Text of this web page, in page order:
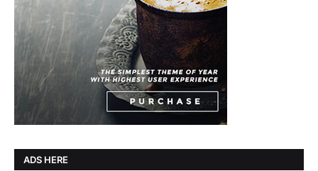
ADS HERE